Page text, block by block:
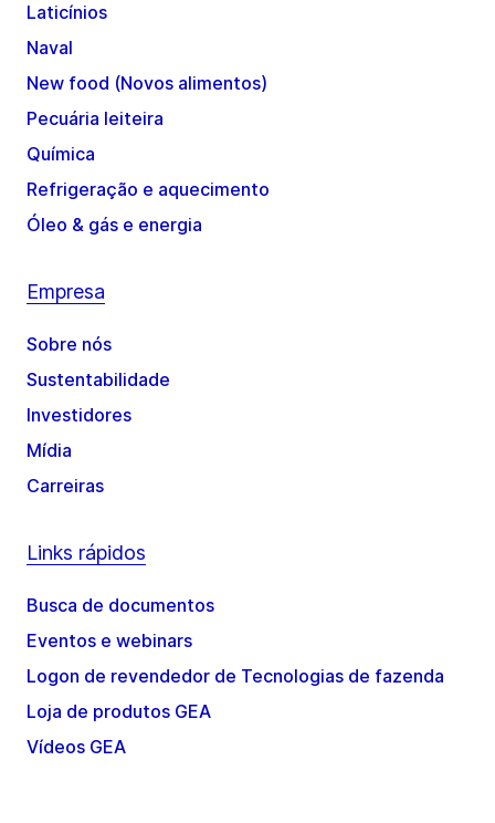
Laticínios
Naval
New food (Novos alimentos)
Pecuária leiteira
Química
Refrigeração e aquecimento
Óleo & gás e energia
Empresa
Sobre nós
Sustentabilidade
Investidores
Mídia
Carreiras
Links rápidos
Busca de documentos
Eventos e webinars
Logon de revendedor de Tecnologias de fazenda
Loja de produtos GEA
Vídeos GEA